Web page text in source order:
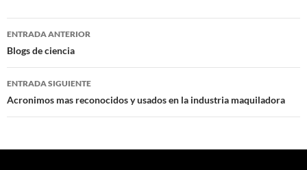
Navegación
de
entradas
ENTRADA ANTERIOR
Blogs de ciencia
ENTRADA SIGUIENTE
Acronimos mas reconocidos y usados en la industria maquiladora